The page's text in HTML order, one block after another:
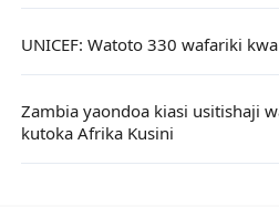
UNICEF: Watoto 330 wafariki
Zambia yaondoa kiasi usitishaji
kutoka Afrika Kusini